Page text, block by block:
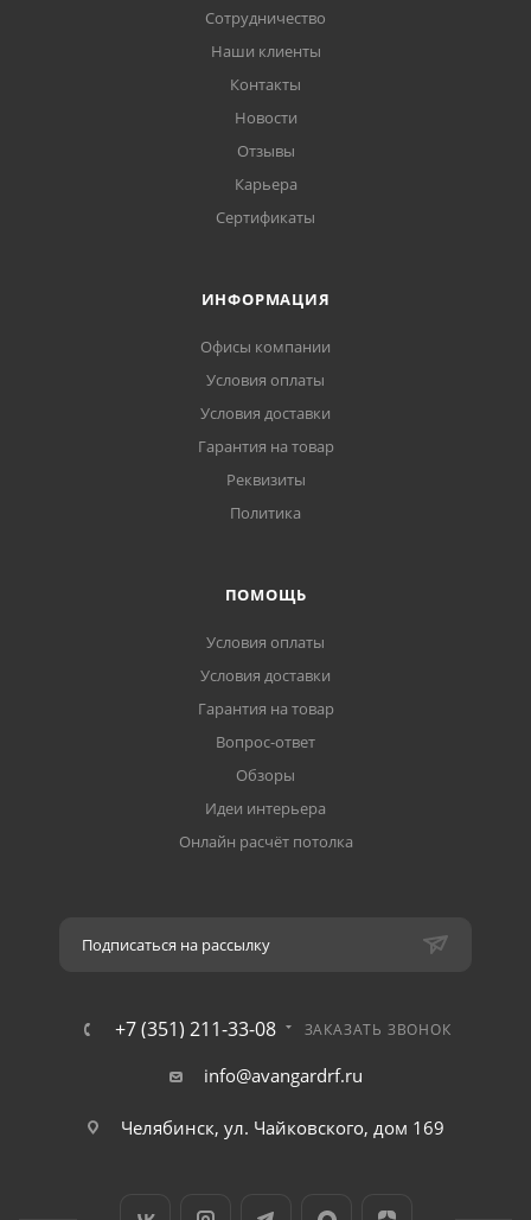
Сотрудничество
Наши клиенты
Контакты
Новости
Отзывы
Карьера
Сертификаты
ИНФОРМАЦИЯ
Офисы компании
Условия оплаты
Условия доставки
Гарантия на товар
Реквизиты
Политика
ПОМОЩЬ
Условия оплаты
Условия доставки
Гарантия на товар
Вопрос-ответ
Обзоры
Идеи интерьера
Онлайн расчёт потолка
Подписаться на рассылку
+7 (351) 211-33-08 ЗАКАЗАТЬ ЗВОНОК
info@avangardrf.ru
Челябинск, ул. Чайковского, дом 169